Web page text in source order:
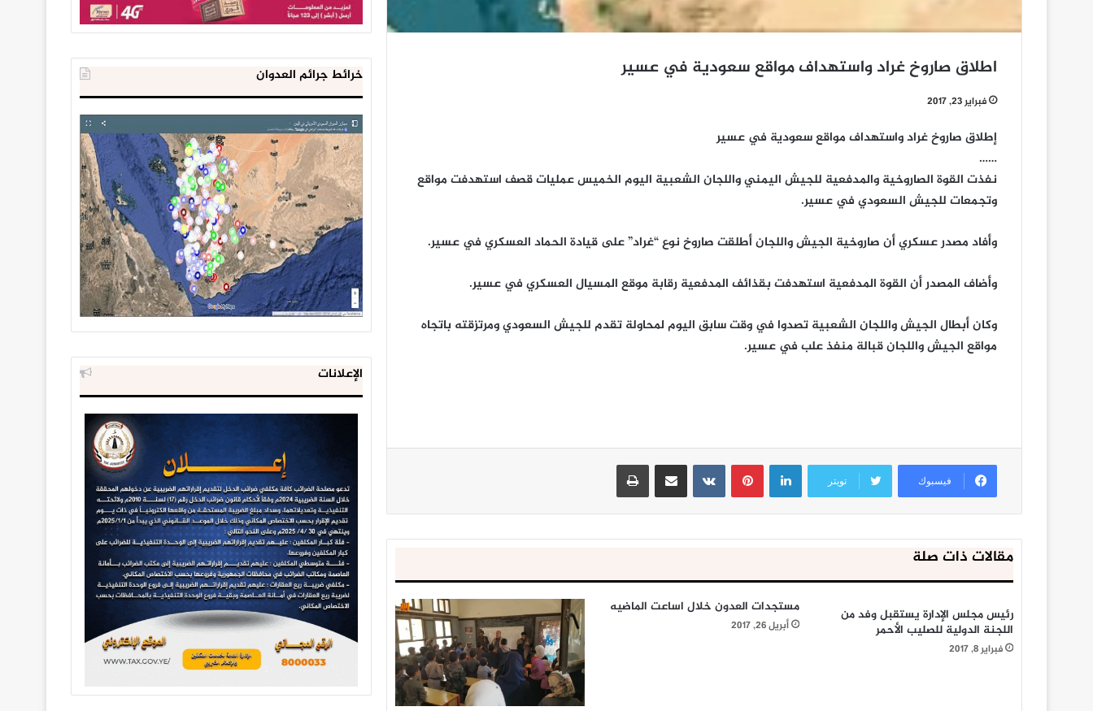
اطلاق صاروخ غراد واستهداف مواقع سعودية في عسير
فبراير 23, 2017
إطلاق صاروخ غراد واستهداف مواقع سعودية في عسير
……
نفذت القوة الصاروخية والمدفعية للجيش اليمني واللجان الشعبية اليوم الخميس عمليات قصف استهدفت مواقع
وتجمعات للجيش السعودي في عسير.
وأفاد مصدر عسكري أن صاروخية الجيش واللجان أطلقت صاروخ نوع “غراد” على قيادة الحماد العسكري في عسير.
وأضاف المصدر أن القوة المدفعية استهدفت بقذائف المدفعية رقابة موقع المسيال العسكري في عسير.
وكان أبطال الجيش واللجان الشعبية تصدوا في وقت سابق اليوم لمحاولة تقدم للجيش السعودي ومرتزقته باتجاه
مواقع الجيش واللجان قبالة منفذ علب في عسير.
فيسبوك تويتر
لينكدإنبينتيريست مشاركة عبر البريد طباعة
مقالات ذات صلة
رئيس مجلس الإدارة يستقبل وفد من
اللجنة الدولية للصليب الأحمر
فبراير 8, 2017
مستجدات العدون خلال اساعت الماضيه
أبريل 26, 2017
خرائط جرائم العدوان
الإعلانات